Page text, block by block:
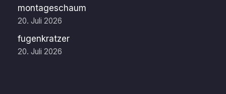
montageschaum
20. Juli 2026
fugenkratzer
20. Juli 2026